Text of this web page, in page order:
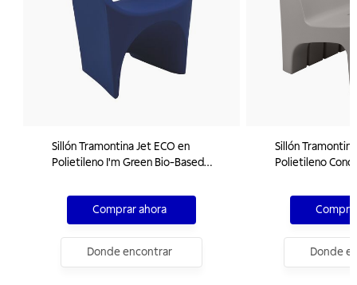
Sillón Tramontina Jet ECO en
Polietileno I'm Green Bio-Based
Comprar ahora
Donde encontrar
Sillón
Polietileno
Donde